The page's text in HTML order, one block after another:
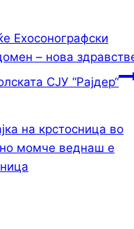
Ехосонографски
– нова
СЈУ “Рајдер“